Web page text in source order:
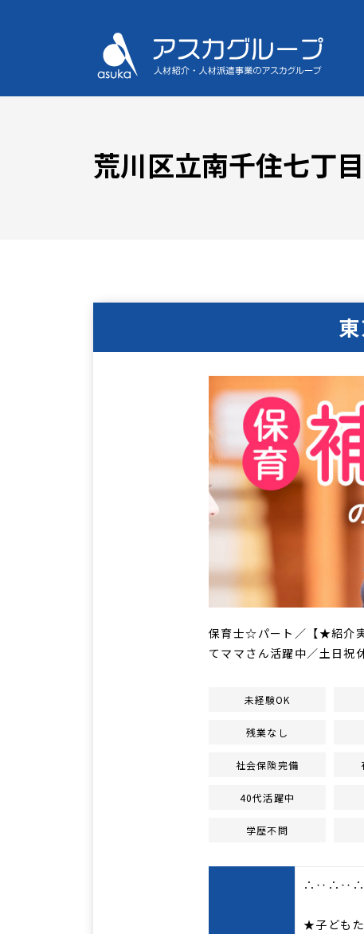
荒川区立南千住七丁
保育士☆パート／【★紹介
てママさん活躍中／土日祝
未経験OK
残業なし
社会保険完備
40代活躍中
学歴不問
★子ども